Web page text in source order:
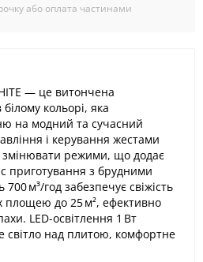
або оплата частинами
— це витончена
кольорі, яка
на модний та сучасний
і керування жестами
змінювати режими, що додає
приготування з брудними
м³/год забезпечує свіжість
площею до 25 м², ефективно
LED-освітлення 1 Вт
світло над плитою, комфортне